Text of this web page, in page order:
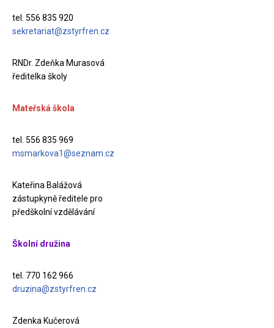
tel. 556 835 920
sekretariat@zstyrfren.cz
RNDr. Zdeňka Murasová
ředitelka školy
Mateřská škola
tel. 556 835 969
msmarkova1@seznam.cz
Kateřina Balážová
zástupkyně ředitele pro
předškolní vzdělávání
Školní družina
tel. 770 162 966
druzina@zstyrfren.cz
Zdenka Kučerová